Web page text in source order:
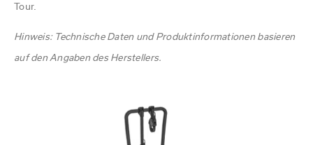
Tour.
Hinweis: Technische Daten und Produktinformationen basieren
auf den Angaben des Herstellers.